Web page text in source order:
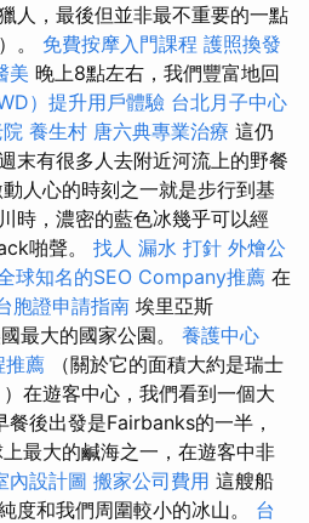
人，最後但並非最不重要的一點
。 免費按摩入門課程 護照換發
美 晚上8點左右，我們豐富地回
）提升用戶體驗 台北月子中心
養生村 唐六典專業治療 這仍
末有很多人去附近河流上的野餐
人心的時刻之一就是步行到基
時，濃密的藍色冰幾乎可以經
啪聲。 找人 漏水 打針 外燴公
球知名的SEO Company推薦 在
胞證申請指南 埃里亞斯
最大的國家公園。 養護中心
推薦
（關於它的面積大約是瑞士
在遊客中心，我們看到一個大
餐後出發是Fairbanks的一半，
最大的鹹海之一，在遊客中非
內設計圖 搬家公司費用 這艘船
度和我們周圍較小的冰山。 台